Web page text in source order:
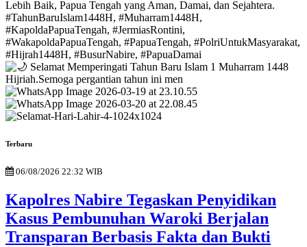
Terbaru
06/08/2026 22:32 WIB
Kapolres Nabire Tegaskan Penyidikan
Kasus Pembunuhan Waroki Berjalan
Transparan Berbasis Fakta dan Bukti